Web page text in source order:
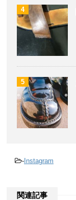
4
5
-Instagram
関連記事